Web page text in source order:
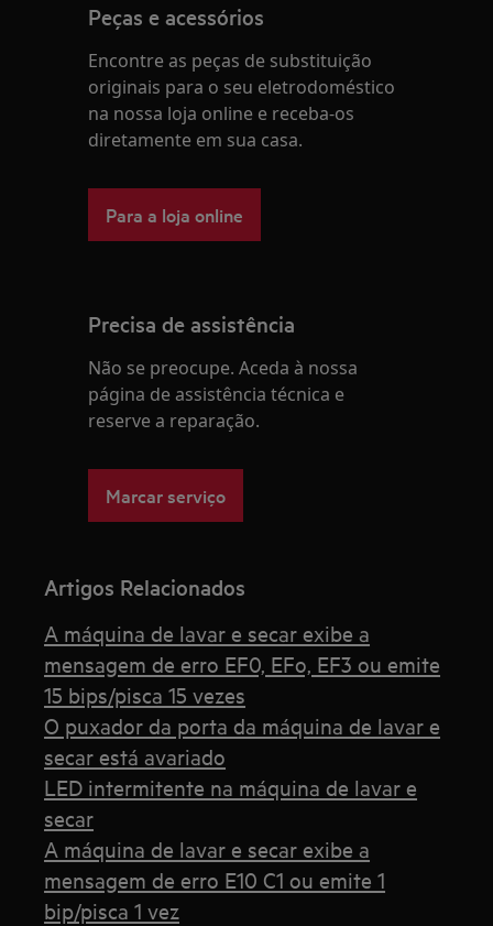
Peças e acessórios
Encontre as peças de substituição
originais para o seu eletrodoméstico
na nossa loja online e receba-os
diretamente em sua casa.
Para a loja online
Precisa de assistência
Não se preocupe. Aceda à nossa
página de assistência técnica e
reserve a reparação.
Marcar serviço
Artigos Relacionados
A máquina de lavar e secar exibe a
mensagem de erro EF0, EFo, EF3 ou emite
15 bips/pisca 15 vezes
O puxador da porta da máquina de lavar e
secar está avariado
LED intermitente na máquina de lavar e
secar
A máquina de lavar e secar exibe a
mensagem de erro E10 C1 ou emite 1
bip/pisca 1 vez